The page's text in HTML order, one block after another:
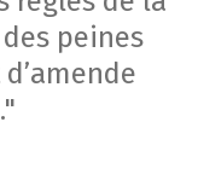
peines